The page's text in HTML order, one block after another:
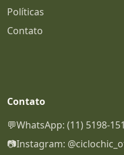
Políticas
Contato
Contato
💬WhatsApp: (11) 5198-
📷Instagram: